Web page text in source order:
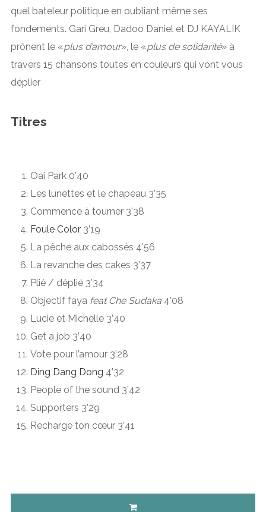
quel bateleur politique en oubliant même ses
fondements. Gari Greu, Dadoo Daniel et DJ KAYALIK
prônent le «plus d’amour», le «plus de solidarité» à
travers 15 chansons toutes en couleurs qui vont vous
déplier
Titres
Oai Park 0’40
Les lunettes et le chapeau 3’35
Commence à tourner 3’38
Foule Color3’19
La pêche aux cabossés 4’56
La revanche des cakes 3’37
Plié / déplié 3’34
Objectif faya feat Che Sudaka 4’08
Lucie et Michelle 3’40
Get a job 3’40
Vote pour l’amour 3’28
Ding Dang Dong 4’32
People of the sound 3’42
Supporters 3’29
Recharge ton cœur 3’41